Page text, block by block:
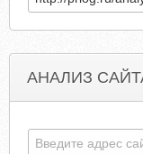
АНАЛИЗ